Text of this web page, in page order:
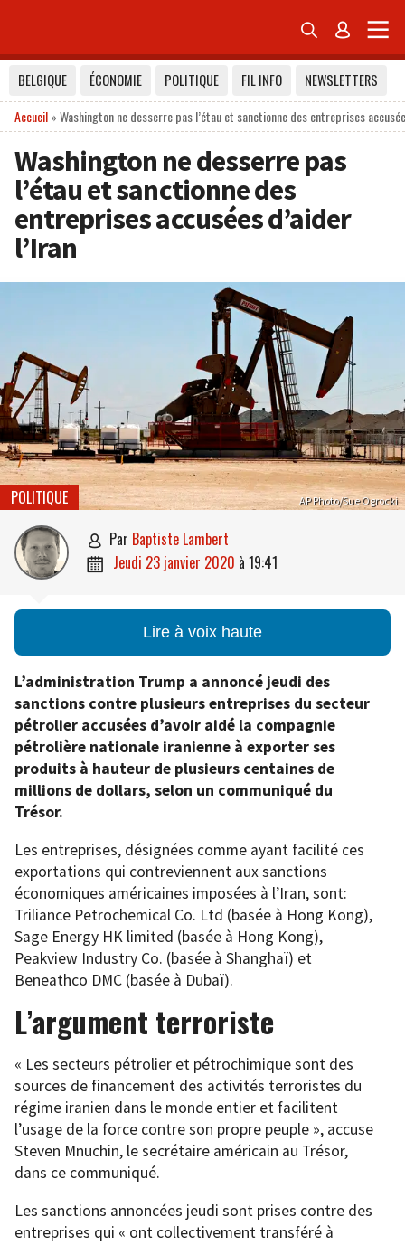
 
BELGIQUE ÉCONOMIE POLITIQUE FIL INFO
NEWSLETTERS
Accueil»Washington ne desserre pas l’étau et sanctionne des entreprises
Washington ne desserre pas
l’étau et sanctionne des
entreprises accusées d’aider
l’Iran
AP Photo/Sue Ogrocki
POLITIQUE
 par Baptiste Lambert
 jeudi 23 janvier 2020 à 19:41
Lire à voix haute
L’administration Trump a annoncé jeudi des
sanctions contre plusieurs entreprises du secteur
pétrolier accusées d’avoir aidé la compagnie
pétrolière nationale iranienne à exporter ses
produits à hauteur de plusieurs centaines de
millions de dollars, selon un communiqué du
Trésor.
Les entreprises, désignées comme ayant facilité ces
exportations qui contreviennent aux sanctions
économiques américaines imposées à l’Iran, sont:
Triliance Petrochemical Co. Ltd (basée à Hong Kong),
Sage Energy HK limited (basée à Hong Kong),
Peakview Industry Co. (basée à Shanghaï) et
Beneathco DMC (basée à Dubaï).
L’argument terroriste
« Les secteurs pétrolier et pétrochimique sont des
sources de financement des activités terroristes du
régime iranien dans le monde entier et facilitent
l’usage de la force contre son propre peuple », accuse
Steven Mnuchin, le secrétaire américain au Trésor,
dans ce communiqué.
Les sanctions annoncées jeudi sont prises contre des
entreprises qui « ont collectivement transféré à